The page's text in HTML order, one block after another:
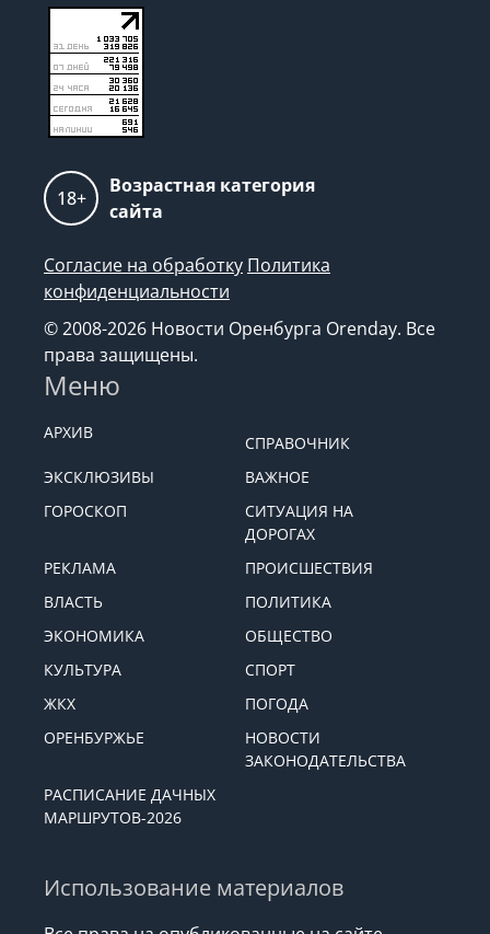
18+
Возрастная категория
сайта
Согласие на обработку Политика
конфиденциальности
© 2008-2026 Новости Оренбурга Orenday. Все
права защищены.
Меню
АРХИВ
СПРАВОЧНИК
ЭКСКЛЮЗИВЫ
ВАЖНОЕ
ГОРОСКОП
СИТУАЦИЯ НА
ДОРОГАХ
РЕКЛАМА
ПРОИСШЕСТВИЯ
ВЛАСТЬ
ПОЛИТИКА
ЭКОНОМИКА
ОБЩЕСТВО
КУЛЬТУРА
СПОРТ
ЖКХ
ПОГОДА
ОРЕНБУРЖЬЕ
НОВОСТИ
ЗАКОНОДАТЕЛЬСТВА
РАСПИСАНИЕ ДАЧНЫХ
МАРШРУТОВ-2026
Использование материалов